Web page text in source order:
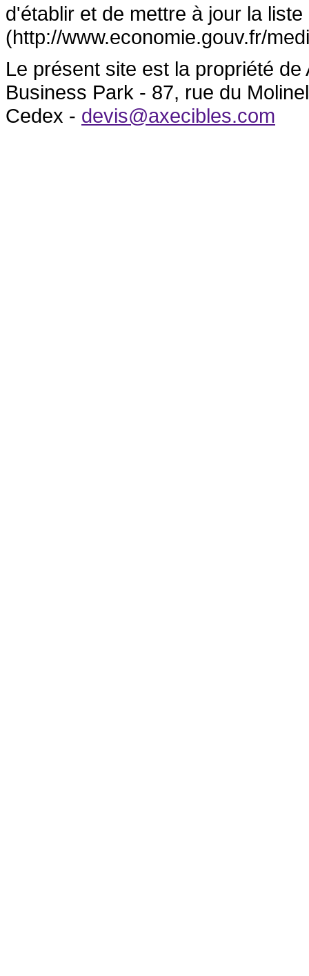
d'établir et de mettre à jour la
(http://www.economie.gouv.fr/
Le présent site est la propriété
Business Park - 87, rue du
Cedex - devis@axecibles.com